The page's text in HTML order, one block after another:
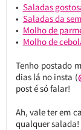
Saladas
Saladas da
Molho de
Molho de
Tenho postado
dias lá no insta (
post é só falar!
Ah, vale ter em
qualquer salada!